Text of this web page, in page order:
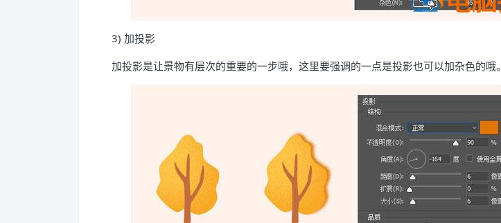
3) 加投影
加投影是让景物有层次的重要的一步哦，这里要强调的一点是投影也可以加杂色的哦。